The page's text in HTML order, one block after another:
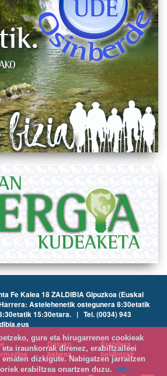
Fe Kalea 18 ZALDIBIA Gipuzkoa (Euskal
Astelehenetik ostegunera 8:30etatik
15:30etara. | Tel. (0034) 943
Datuen
babesa
Erabilera
baldintzak
gure eta hirugarrenen cookieak
iraunkorrak direnez, erabiltzaileei
dizkigute. Nabigatzen jarraitzen
erabiltzea onartzen duzu. info +